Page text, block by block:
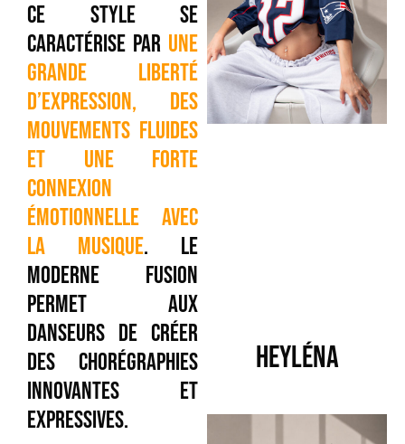
HEYLÉNA
Ce style se
caractérise par une
grande liberté
d’expression, des
mouvements fluides
et une forte
connexion
émotionnelle avec
la musique. Le
Moderne Fusion
permet aux
danseurs de créer
des chorégraphies
innovantes et
expressives.